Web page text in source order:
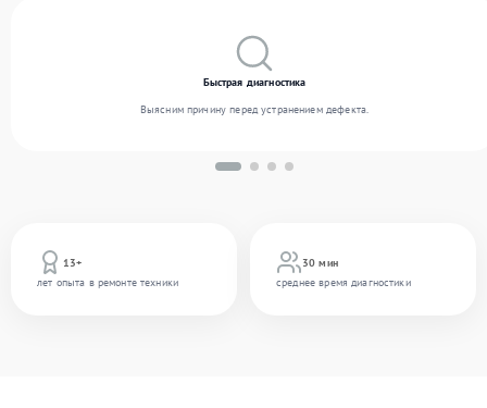
13+
лет опыта в ремонте техники
30 мин
среднее время диагностики
Быстрая диагностика
Выясним причину перед устранением дефекта.